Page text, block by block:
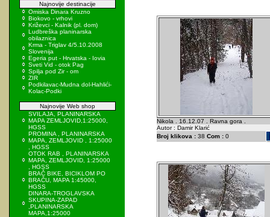
Najnovije destinacije
Omiska Dinara Kruzno
Biokovo - vrhovi
Križevci - Kalnik (pl. dom)
Ludbreška planinarska
obilaznica
Krma - Triglav 4/5.10.2008
Slovenija
Egeria put - Hrvatska - Iovia
Sveti Vid - otok Pag
Spilja pod Zir - om
ZIR
Podkilavac-Mudna dol-Hahlići-
Kolac-Podki
Najnovije Web shop
SVILAJA, PLANINARSKA
MAPA ZEMLJOVID,1:25000,
HGSS
PROMINA , PLANINARSKA
MAPA, ZEMLJOVID , 1:25000
, HGSS
OTOK RAB , PLANINARSKA
MAPA, ZEMLJOVID, 1:25000
, HGSS
BRAČ BIKE, BICIKLOM PO
BRAČU, MAPA 1:45000,
HGSS
DINARA-TROGLAVSKA
SKUPINA-ZAPAD
,PLANINARSKA
MAPA,1:25000
Nikola . 16.12.07 . Ravna gora .
Autor : Damir Klarić
Broj klikova :38 Com :0